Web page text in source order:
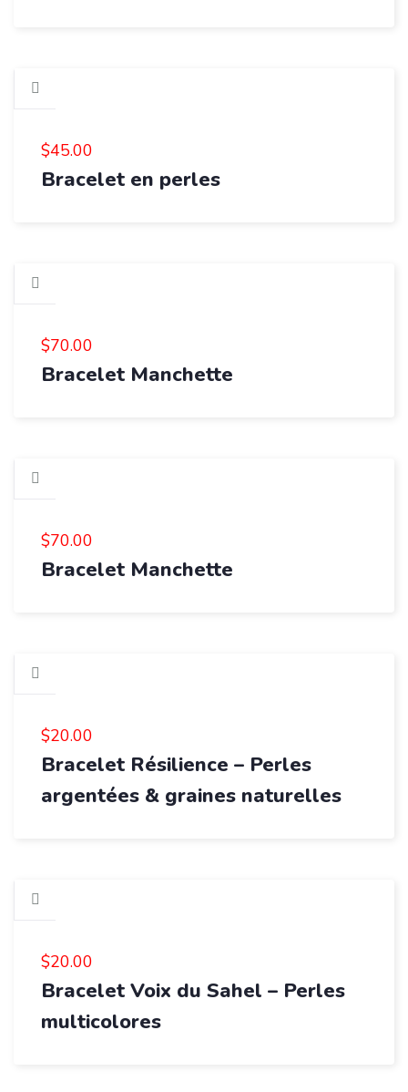
$45.00
Bracelet en perles
$70.00
Bracelet Manchette
$70.00
Bracelet Manchette
$20.00
Bracelet Résilience – Perles
argentées & graines naturelles
$20.00
Bracelet Voix du Sahel – Perles
multicolores